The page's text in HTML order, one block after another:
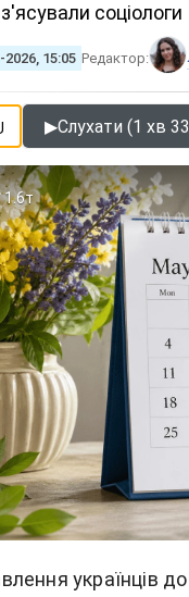
соціологи
2026, 15:05 Редактор:
▶Слухати (1 хв
1.6т
українців